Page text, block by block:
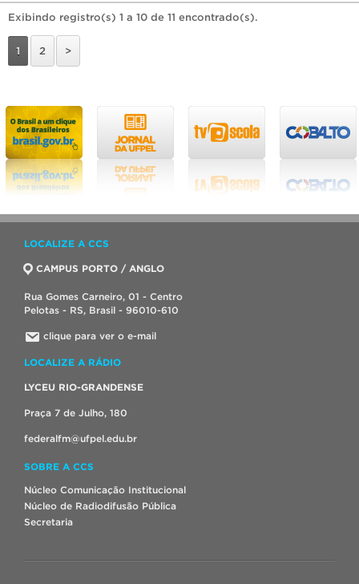
Exibindo registro(s) 1 a 10 de 11 encontrado(s).
1 2 >
LOCALIZE A CCS
CAMPUS PORTO / ANGLO
Rua Gomes Carneiro, 01 - Centro
Pelotas - RS, Brasil - 96010-610
clique para ver o e-mail
LOCALIZE A RÁDIO
LYCEU RIO-GRANDENSE
Praça 7 de Julho, 180
federalfm@ufpel.edu.br
SOBRE A CCS
Núcleo Comunicação Institucional
Núcleo de Radiodifusão Pública
Secretaria